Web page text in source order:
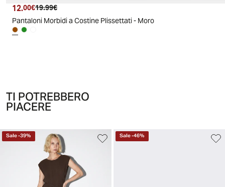
Prezzo attuale
12.00€ Prezzo originale
19.99€
Pantaloni Morbidi a Costine Plissettati - Moro
TI POTREBBERO
PIACERE
Sale-39% Sale-46%